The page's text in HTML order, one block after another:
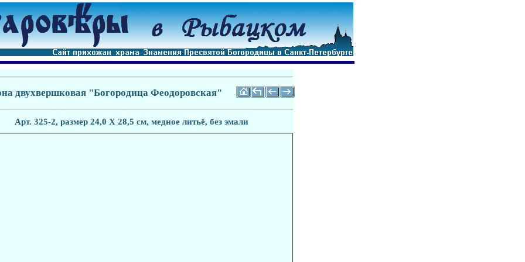
двухвершковая "Богородица Феодоровская"
Арт. 325-2, размер 24,0 Х 28,5 см, медное литьё, без эмали